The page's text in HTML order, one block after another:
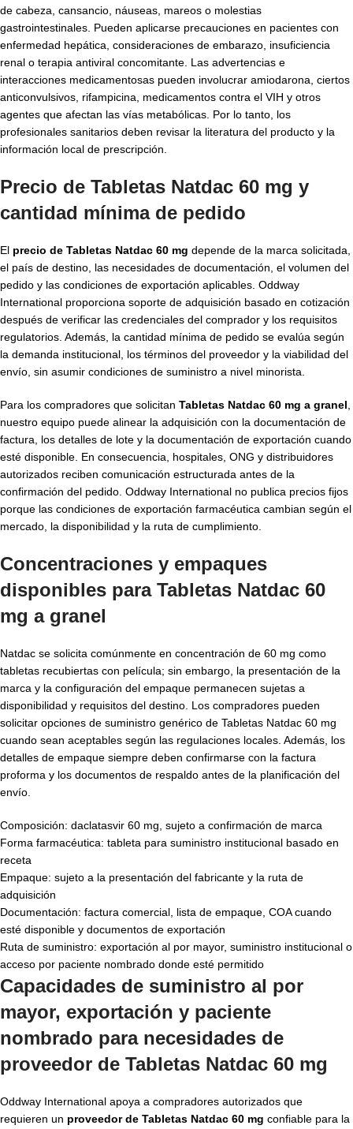
de cabeza, cansancio, náuseas, mareos o molestias
gastrointestinales. Pueden aplicarse precauciones en pacientes con
enfermedad hepática, consideraciones de embarazo, insuficiencia
renal o terapia antiviral concomitante. Las advertencias e
interacciones medicamentosas pueden involucrar amiodarona, ciertos
anticonvulsivos, rifampicina, medicamentos contra el VIH y otros
agentes que afectan las vías metabólicas. Por lo tanto, los
profesionales sanitarios deben revisar la literatura del producto y la
información local de prescripción.
Precio de Tabletas Natdac 60 mg y
cantidad mínima de pedido
El precio de Tabletas Natdac 60 mg depende de la marca solicitada,
el país de destino, las necesidades de documentación, el volumen del
pedido y las condiciones de exportación aplicables. Oddway
International proporciona soporte de adquisición basado en cotización
después de verificar las credenciales del comprador y los requisitos
regulatorios. Además, la cantidad mínima de pedido se evalúa según
la demanda institucional, los términos del proveedor y la viabilidad del
envío, sin asumir condiciones de suministro a nivel minorista.
Para los compradores que solicitan Tabletas Natdac 60 mg a granel
nuestro equipo puede alinear la adquisición con la documentación de
factura, los detalles de lote y la documentación de exportación cuando
esté disponible. En consecuencia, hospitales, ONG y distribuidores
autorizados reciben comunicación estructurada antes de la
confirmación del pedido. Oddway International no publica precios fijos
porque las condiciones de exportación farmacéutica cambian según el
mercado, la disponibilidad y la ruta de cumplimiento.
Concentraciones y empaques
disponibles para Tabletas Natdac 60
mg a granel
Natdac se solicita comúnmente en concentración de 60 mg como
tabletas recubiertas con película; sin embargo, la presentación de la
marca y la configuración del empaque permanecen sujetas a
disponibilidad y requisitos del destino. Los compradores pueden
solicitar opciones de suministro genérico de Tabletas Natdac 60 mg
cuando sean aceptables según las regulaciones locales. Además, los
detalles de empaque siempre deben confirmarse con la factura
proforma y los documentos de respaldo antes de la planificación del
envío.
Composición: daclatasvir 60 mg, sujeto a confirmación de marca
Forma farmacéutica: tableta para suministro institucional basado en
receta
Empaque: sujeto a la presentación del fabricante y la ruta de
adquisición
Documentación: factura comercial, lista de empaque, COA cuando
esté disponible y documentos de exportación
Ruta de suministro: exportación al por mayor, suministro institucional o
acceso por paciente nombrado donde esté permitido
Capacidades de suministro al por
mayor, exportación y paciente
nombrado para necesidades de
proveedor de Tabletas Natdac 60 mg
Oddway International apoya a compradores autorizados que
requieren un proveedor de Tabletas Natdac 60 mg confiable para la